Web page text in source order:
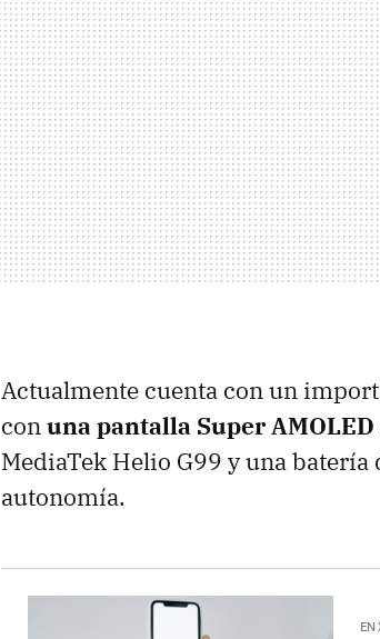
Actualmente cuenta con un
conuna pantalla Super
MediaTek Helio G99 y una
autonomía.
EN